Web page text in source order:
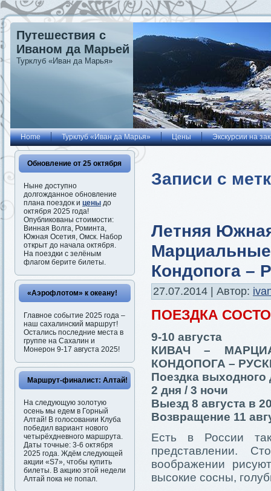
Путешествия с
Иваном да Марьей
Турклуб «Иван да Марья»
Home Турклуб «Иван да Марья» Цены Экскурсии на
Обновление от 25 октября
Ныне доступно
долгожданное обновление
плана поездок и цены до
октября 2025 года!
Опубликованы стоимости:
Винная Волга, Роминта,
Южная Осетия, Омск. Набор
открыт до начала октября.
На поездки с зелёным
флагом берите билеты.
«Аэрофлотом» к океану!
Главное событие 2025 года –
наш сахалинский маршрут!
Остались последние места в
группе на Сахалин и
Монерон 9-17 августа 2025!
Маршрут-финалист: Алтай!
На следующую золотую
осень мы едем в Горный
Алтай! В голосовании Клуба
победил вариант нового
четырёхдневного маршрута.
Даты точные: 3-6 октября
2025 года. Ждём следующей
акции «S7», чтобы купить
билеты. В акцию этой недели
Алтай пока не попал.
Записи с
Летняя
Кондопога –
27.07.2014 | Автор:
ПОЕЗДКА
9-10 августа
КИВАЧ –
КОНДОПОГА –
Поездка выходного
2 дня / 3 ночи
Выезд 8 августа в
Возвращение 11
Есть в России
представлении.
воображении
высокие сосны,